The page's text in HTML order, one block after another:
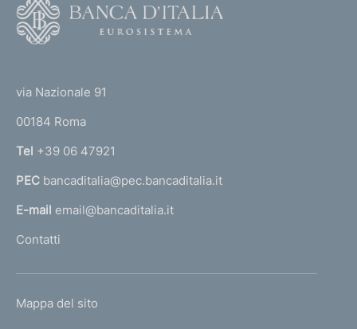
r
n
a
l
m
via Nazionale 91
00184 Roma
Tel +39 06 47921
PEC bancaditalia@pec.bancaditalia.it
E-mail email@bancaditalia.it
Contatti
L
Mappa del sito